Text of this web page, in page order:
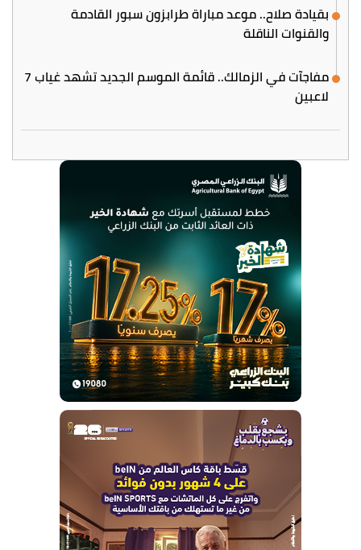
بقيادة صلاح.. موعد مباراة طرابزون سبور القادمة
والقنوات الناقلة
مفاجآت في الزمالك.. قائمة الموسم الجديد تشهد غياب 7
لاعبين